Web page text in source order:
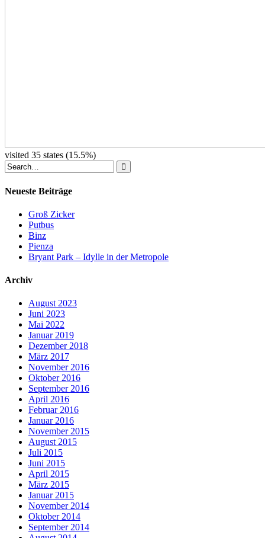
visited 35 states (15.5%)
Neueste Beiträge
Groß Zicker
Putbus
Binz
Pienza
Bryant Park – Idylle in der Metropole
Archiv
August 2023
Juni 2023
Mai 2022
Januar 2019
Dezember 2018
März 2017
November 2016
Oktober 2016
September 2016
April 2016
Februar 2016
Januar 2016
November 2015
August 2015
Juli 2015
Juni 2015
April 2015
März 2015
Januar 2015
November 2014
Oktober 2014
September 2014